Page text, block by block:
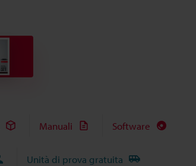
Manuali Software
Unità di prova gratuita